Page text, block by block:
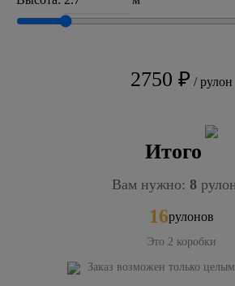
2750 ₽ / рулон
Итого
Вам нужно: 8
16рулонов
Это 2 коробки
Заказ возможен только